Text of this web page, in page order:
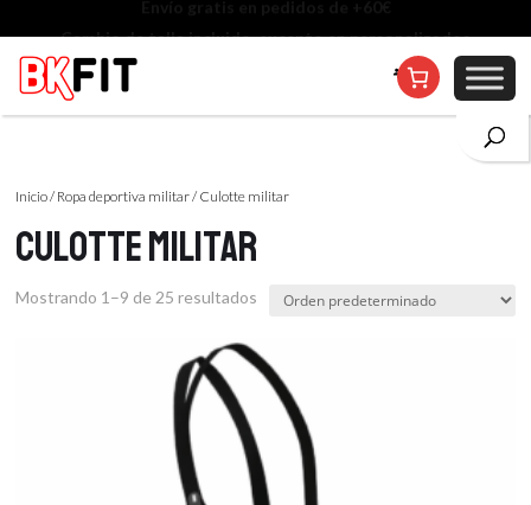
Inicio/ Ropa deportiva militar/ Culotte militar
Culotte militar
Mostrando 1–9 de 25 resultados